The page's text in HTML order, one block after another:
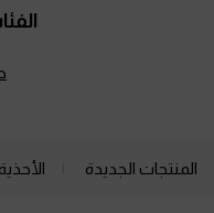
المنتجات الجديدة الأحذية